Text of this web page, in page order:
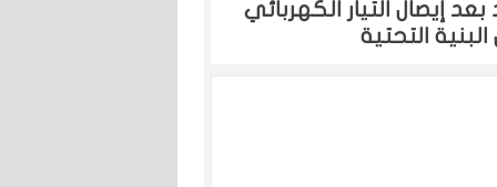
إيصال التيار الكهربائي
التحتية